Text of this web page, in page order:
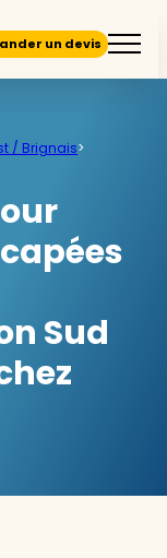
un devis
/ Brignais>
Sud